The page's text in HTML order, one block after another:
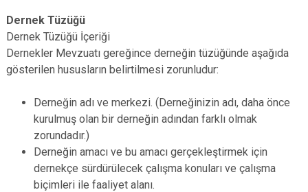
Dernek Tüzüğü
Dernek Tüzüğü İçeriği
Dernekler Mevzuatı gereğince derneğin tüzüğünde aşağıda
gösterilen hususların belirtilmesi zorunludur:
Derneğin adı ve merkezi. (Derneğinizin adı, daha önce
kurulmuş olan bir derneğin adından farklı olmak
zorundadır.)
Derneğin amacı ve bu amacı gerçekleştirmek için
dernekçe sürdürülecek çalışma konuları ve çalışma
biçimleri ile faaliyet alanı.